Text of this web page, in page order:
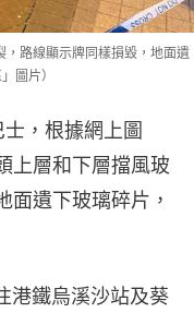
，路線顯示牌同樣損毀，地面遺
圖片）
，根據網上圖
上層和下層擋風玻
面遺下玻璃碎片，
港鐵烏溪沙站及葵